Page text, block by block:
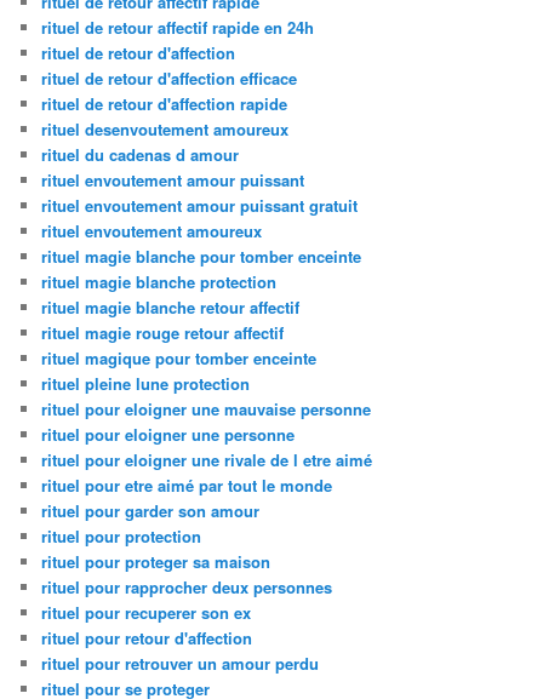
rituel de retour affectif rapide en 24h
rituel de retour d'affection
rituel de retour d'affection efficace
rituel de retour d'affection rapide
rituel desenvoutement amoureux
rituel du cadenas d amour
rituel envoutement amour puissant
rituel envoutement amour puissant gratuit
rituel envoutement amoureux
rituel magie blanche pour tomber enceinte
rituel magie blanche protection
rituel magie blanche retour affectif
rituel magie rouge retour affectif
rituel magique pour tomber enceinte
rituel pleine lune protection
rituel pour eloigner une mauvaise personne
rituel pour eloigner une personne
rituel pour eloigner une rivale de l etre aimé
rituel pour etre aimé par tout le monde
rituel pour garder son amour
rituel pour protection
rituel pour proteger sa maison
rituel pour rapprocher deux personnes
rituel pour recuperer son ex
rituel pour retour d'affection
rituel pour retrouver un amour perdu
rituel pour se proteger